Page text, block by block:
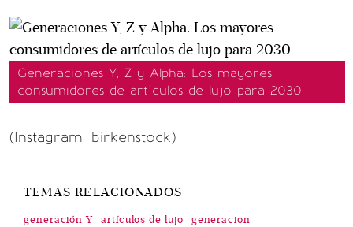
Generaciones Y, Z y Alpha: Los mayores
consumidores de artículos de lujo para 2030
(Instagram. birkenstock)
TEMAS RELACIONADOS
generación Y artículos de lujo
generacion